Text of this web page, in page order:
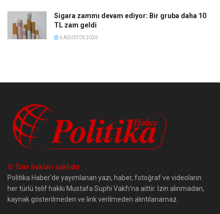
Sigara zammı devam ediyor: Bir gruba daha 10
TL zam geldi
6 AĞUSTOS 2026
© Tüm hakları saklıdır
Politika Haber'de yayımlanan yazı, haber, fotoğraf ve videoların
her türlü telif hakkı Mustafa Suphi Vakfı'na aittir. İzin alınmadan,
kaynak gösterilmeden ve link verilmeden alıntılanamaz.